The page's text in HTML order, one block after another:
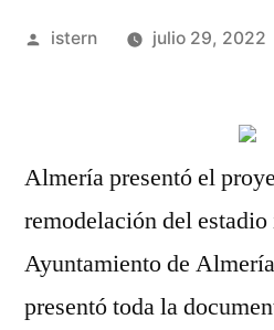
Publicado
istern julio 29, 2022
Almería presentó el
remodelación del
Ayuntamiento de
presentó toda la